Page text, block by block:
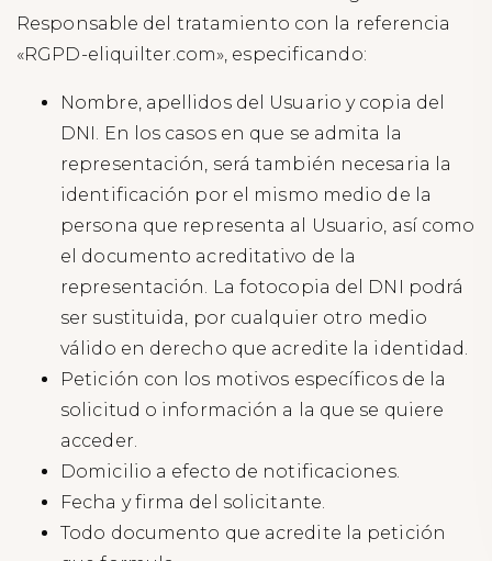
Responsable del tratamiento con la referencia
«RGPD-eliquilter.com», especificando:
Nombre, apellidos del Usuario y copia del
DNI. En los casos en que se admita la
representación, será también necesaria la
identificación por el mismo medio de la
persona que representa al Usuario, así como
el documento acreditativo de la
representación. La fotocopia del DNI podrá
ser sustituida, por cualquier otro medio
válido en derecho que acredite la identidad.
Petición con los motivos específicos de la
solicitud o información a la que se quiere
acceder.
Domicilio a efecto de notificaciones.
Fecha y firma del solicitante.
Todo documento que acredite la petición